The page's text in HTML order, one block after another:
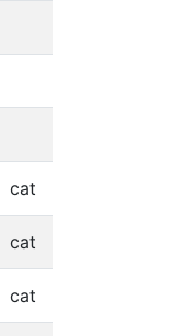
cat
cat
cat